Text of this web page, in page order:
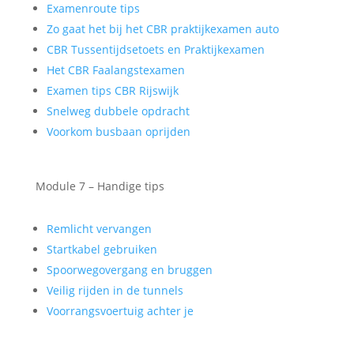
Examenroute tips
Zo gaat het bij het CBR praktijkexamen auto
CBR Tussentijdsetoets en Praktijkexamen
Het CBR Faalangstexamen
Examen tips CBR Rijswijk
Snelweg dubbele opdracht
Voorkom busbaan oprijden
Module 7 – Handige tips
Remlicht vervangen
Startkabel gebruiken
Spoorwegovergang en bruggen
Veilig rijden in de tunnels
Voorrangsvoertuig achter je